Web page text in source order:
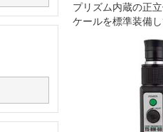
プリズム内蔵の正
ケールを標準装備し